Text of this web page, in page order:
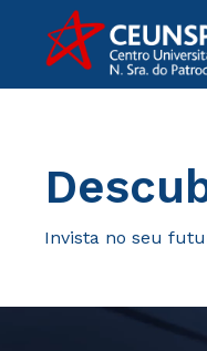
Invista no seu